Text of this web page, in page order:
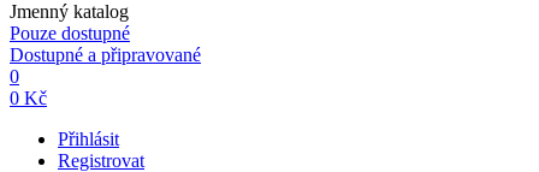
Jmenný katalog
Pouze dostupné
Dostupné a připravované
0
0 Kč
Přihlásit
Registrovat